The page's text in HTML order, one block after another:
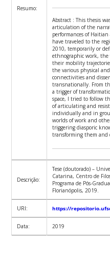
Resumo:
Abstract : This thesis
articulation of the
performances of
have traveled to the
2010, temporarily or
ethnographic work,
their mobility
the various physical
connectivities and
transnationally. From
a trigger of
space, I tried to follow
of articulating and
individually and in
worlds of work and
triggering diasporic
transforming them and
Descrição:
Tese (doutorado) –
Catarina, Centro de
Programa de Pós-
Florianópolis, 2019.
URI: https://
Data: 2019